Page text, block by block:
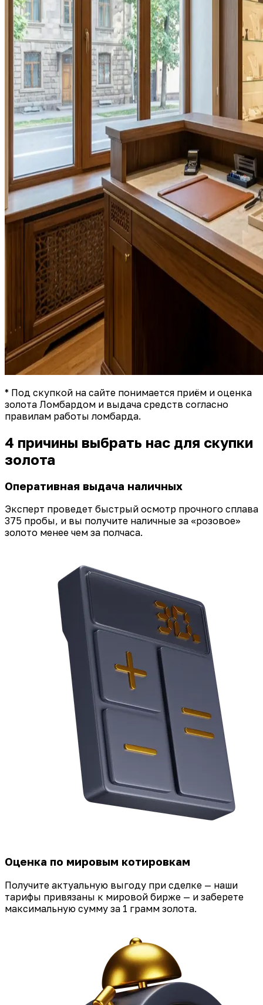
* Под скупкой на сайте понимается приём и оценка
золота Ломбардом и выдача средств согласно
правилам работы ломбарда.
4 причины выбрать нас для скупки
золота
Оперативная выдача наличных
Эксперт проведет быстрый осмотр прочного сплава
375 пробы, и вы получите наличные за «розовое»
золото менее чем за полчаса.
Оценка по мировым котировкам
Получите актуальную выгоду при сделке — наши
тарифы привязаны к мировой бирже — и заберете
максимальную сумму за 1 грамм золота.